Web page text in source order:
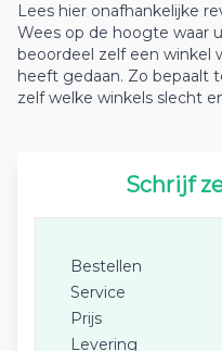
Lees hier onafhankelijke
Wees op de hoogte waar
beoordeel zelf een winkel
heeft gedaan. Zo bepaalt
zelf welke winkels slecht
Schrijf
Bestellen
Service
Prijs
Levering